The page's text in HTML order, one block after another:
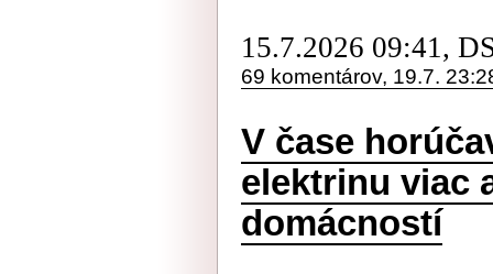
15.7.2026 09:41,
69 komentárov, 19.7.
V čase
elektrinu viac
domácností